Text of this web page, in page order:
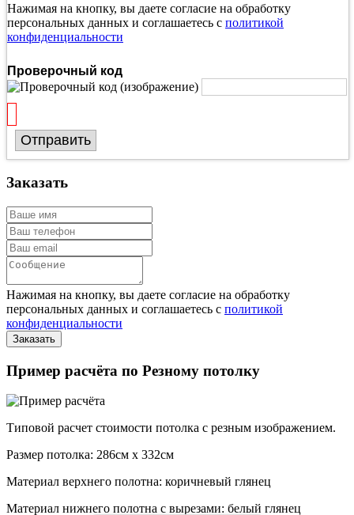
Нажимая на кнопку, вы даете согласие на обработку
персональных данных и соглашаетесь с политикой
конфиденциальности
Проверочный код
Отправить
Заказать
Нажимая на кнопку, вы даете согласие на обработку
персональных данных и соглашаетесь с политикой
конфиденциальности
Пример расчёта по Резному потолку
Типовой расчет стоимости потолка с резным изображением.
Размер потолка: 286см x 332см
Материал верхнего полотна: коричневый глянец
Материал нижнего полотна с вырезами: белый глянец